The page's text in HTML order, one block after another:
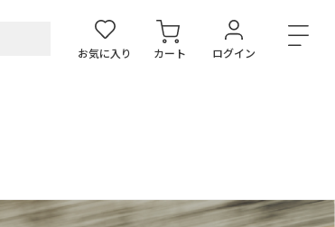
お気に入り カート ログイン